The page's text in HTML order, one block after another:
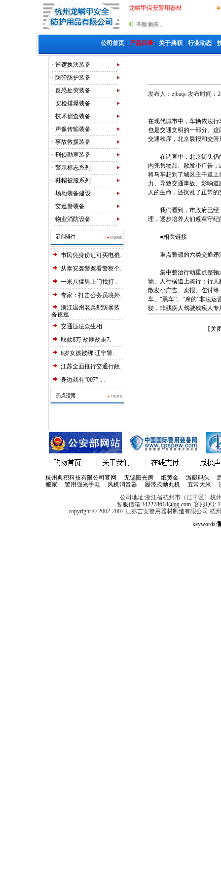
龙鳞甲保安警用器材
，其他任何单位和个人在未经公安授权的情况下不能购买。
公司首页| 产品目录| 关于典积| 行业动态|
· 巡逻执法装备
· 防弹防护装备
· 反恐处突装备
· 安检排爆装备
· 技术侦查装备
· 声像传输装备
· 事故救援装备
· 刑侦勘查装备
· 警示标志系列
· 鞋帽被服系列
· 场地装备建设
· 交巡警装备
· 物业消防设备
市民凭身份证可买电棍.
从泰安袭警案看警察个.
一米八猛男上门找打 .
专家：打击公务员境外.
浙江温州老兵配防暴装
备夜巡
交通违法众生相
取款8万 劫匪劫走7.
6岁女孩被绑 辽宁警.
江苏全面推行交通行政.
身边就有“007”，.
发布人：zjbaqc 发布时间
在现代城市中，车辆依法
也是交通文明的一部分。
交通秩序，北京晨报和交
在调查中，北京街头仍
内兜售物品、散发小广告
将马车赶到了城区主干道
力、导致交通事故、影响
人的生命，还扰乱了正常
我们看到，市政府已经
理，逐步培养人们遵章守纪
●相关链接
重点整顿的六类交通违
集中整治行动重点整顿
物、人行横道上骑行；行
散发小广告、卖报、乞讨
车、“黑车”、“摩的”非法
驶，非残疾人驾驶残疾人
【 关
杭州典积科技有限公司官网 无锡阳光房 纸黄金 游艇码头
搬家
警用强光手电 风机消音器 履带式抛丸机 五常大米
公司地址:浙江省杭州市（江干区）杭
客服信箱:342278618@qq.com客服QQ:
copyright © 2002-2007 江苏吉安警用器材制造有限公司 杭
keywords: